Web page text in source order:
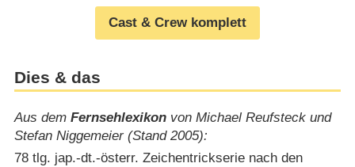
Cast & Crew komplett
Dies & das
Aus dem Fernsehlexikonvon Michael Reufsteck und
Stefan Niggemeier (Stand 2005):
78 tlg. jap.-dt.-österr. Zeichentrickserie nach den